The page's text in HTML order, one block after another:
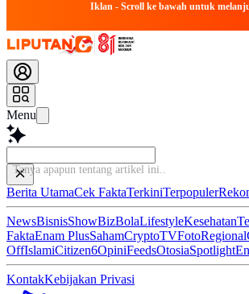
Iklan - Scroll ke bawah untuk
Menu
Tanya apapun tentang arti
Berita UtamaCek FaktaTerkiniTerpopuler
NewsBisnisShowBizBolaLifestyleKesehatan
FaktaEnam PlusSahamCryptoTVFotoRegional
OffIslamiCitizen6OpiniFeedsOtosiaSpotlight
KontakKebijakan Privasi